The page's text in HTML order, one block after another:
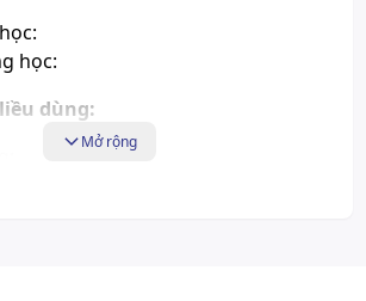
học:
dùng:
Mở rộng